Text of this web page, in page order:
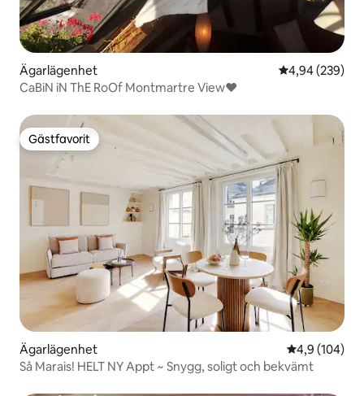
Ägarlägenhet 4,94 av 5 i
4,94 (239)
CaBiN iN ThE RoOf Montmartre View♥
Gästfavorit
Gästfavorit
Ägarlägenhet 4,9 av 5 i
4,9 (104)
Så Marais! HELT NY Appt ~ Snygg, soligt och bekvämt